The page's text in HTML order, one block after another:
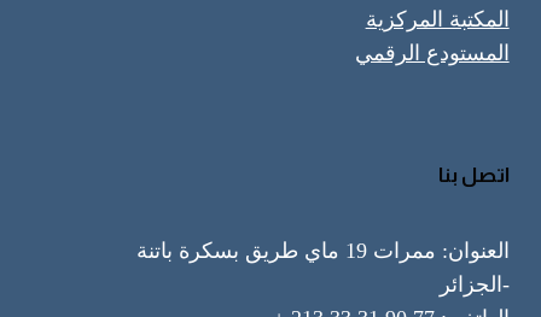
المكتبة المركزية
المستودع الرقمي
اتصل بنا
العنوان: ممرات 19 ماي طريق بسكرة باتنة
-الجزائر